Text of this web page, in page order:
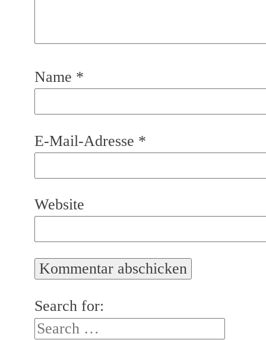
Name *
E-Mail-Adresse *
Website
Search for: